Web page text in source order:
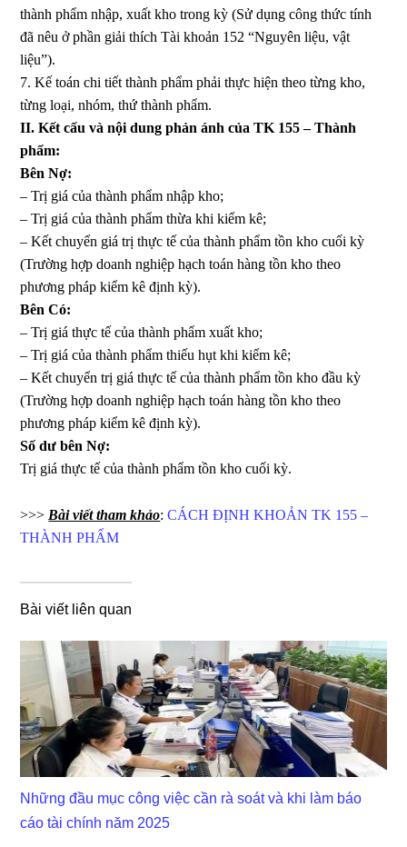
thành phẩm nhập, xuất kho trong kỳ (Sử dụng công thức tính
đã nêu ở phần giải thích Tài khoản 152 “Nguyên liệu, vật
liệu”).
7. Kế toán chi tiết thành phẩm phải thực hiện theo từng kho,
từng loại, nhóm, thứ thành phẩm.
II. Kết cấu và nội dung phản ánh của TK 155 – Thành
phẩm:
Bên Nợ:
– Trị giá của thành phẩm nhập kho;
– Trị giá của thành phẩm thừa khi kiểm kê;
– Kết chuyển giá trị thực tế của thành phẩm tồn kho cuối kỳ
(Trường hợp doanh nghiệp hạch toán hàng tồn kho theo
phương pháp kiểm kê định kỳ).
Bên Có:
– Trị giá thực tế của thành phẩm xuất kho;
– Trị giá của thành phẩm thiếu hụt khi kiểm kê;
– Kết chuyển trị giá thực tế của thành phẩm tồn kho đầu kỳ
(Trường hợp doanh nghiệp hạch toán hàng tồn kho theo
phương pháp kiểm kê định kỳ).
Số dư bên Nợ:
Trị giá thực tế của thành phẩm tồn kho cuối kỳ.
>>> Bài viết tham khảo:CÁCH ĐỊNH KHOẢN TK 155 –
THÀNH PHẨM
Bài viết liên quan
Những đầu mục công việc cần rà soát và khi làm báo
cáo tài chính năm 2025